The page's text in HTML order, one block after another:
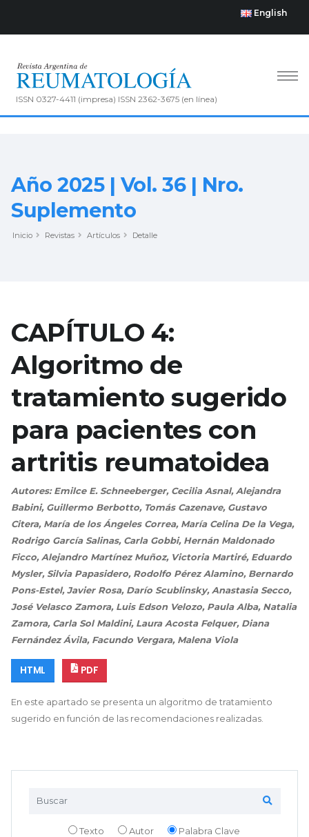
English
ISSN 0327-4411 (impresa) ISSN 2362-3675 (en línea)
Año 2025 | Vol. 36 | Nro.
Suplemento
Inicio Revistas Artículos Detalle
Texto Autor Palabra Clave
CAPÍTULO 4:
Algoritmo de
tratamiento sugerido
para pacientes con
artritis reumatoidea
Autores: Emilce E. Schneeberger, Cecilia Asnal, Alejandra
Babini, Guillermo Berbotto, Tomás Cazenave, Gustavo
Citera, María de los Ángeles Correa, María Celina De la Vega,
Rodrigo García Salinas, Carla Gobbi, Hernán Maldonado
Ficco, Alejandro Martínez Muñoz, Victoria Martiré, Eduardo
Mysler, Silvia Papasidero, Rodolfo Pérez Alamino, Bernardo
Pons-Estel, Javier Rosa, Darío Scublinsky, Anastasia Secco,
José Velasco Zamora, Luis Edson Velozo, Paula Alba, Natalia
Zamora, Carla Sol Maldini, Laura Acosta Felquer, Diana
Fernández Ávila, Facundo Vergara, Malena Viola
HTML PDF
En este apartado se presenta un algoritmo de tratamiento
sugerido en función de las recomendaciones realizadas.